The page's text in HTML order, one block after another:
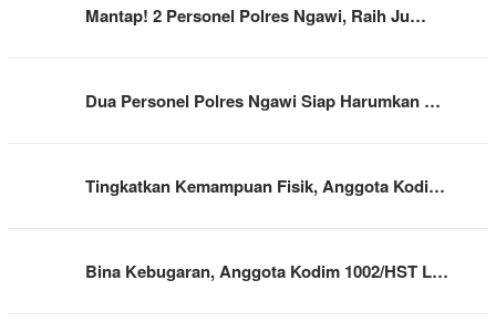
Mantap! 2 Personel Polres Ngawi, Raih Ju…
Dua Personel Polres Ngawi Siap Harumkan …
Tingkatkan Kemampuan Fisik, Anggota Kodi…
Bina Kebugaran, Anggota Kodim 1002/HST L…